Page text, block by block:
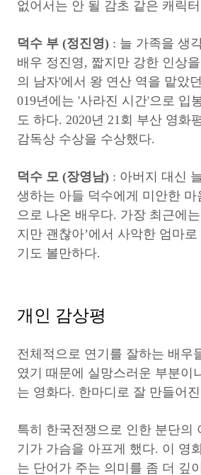
없어서는 안 될 감초 같은 캐릭
덕수 부 (정진영) : 늘 가족을 생
배우 정진영, 짧지만 강한 인상
의 남자'에서 왕 연산 역을 맡았
019년에는 '사라진 시간'으로 입
도 하다. 2020년 21회 부산 영화
감독상 수상을 수상했다.
덕수 모 (장영남) : 아버지 대신
생하는 아들 덕수에게 미안한 마
으로 나온 배우다. 가장 최근에
지만 괜찮아’에서 사악한 엄마
기도 볼만하다.
개인 감상평
전체적으로 연기를 잘하는 배우
였기 때문에 실망스러운 부분이
는 영화다. 한마디로 잘 만들어
특히 한국전쟁으로 인한 분단의
기가 가슴을 아프게 했다. 이 영
는 단어가 주는 의미를 좀 더 깊